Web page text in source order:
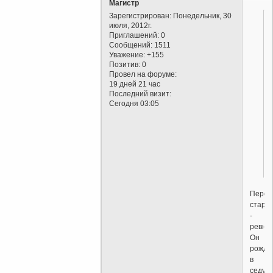
Магистр
Зарегистрирован: Понедельник, 30
июля, 2012г.
Приглашений: 0
Сообщений: 1511
Уважение: +155
Позитив: 0
Провел на форуме:
19 дней 21 час
Последний визит:
Сегодня 03:05
-
Он
в
седую